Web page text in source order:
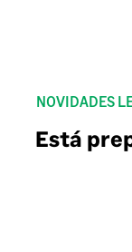
NOVIDADES
Está